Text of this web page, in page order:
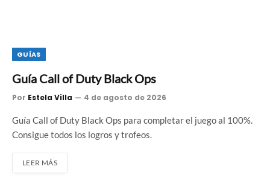
GUÍAS
Guía Call of Duty Black Ops
Por Estela Villa 4 de agosto de 2026
Guía Call of Duty Black Ops para completar el juego al 100%.
Consigue todos los logros y trofeos.
LEER MÁS